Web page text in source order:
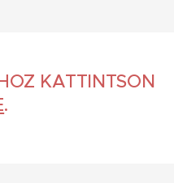
KATTINTSON
.